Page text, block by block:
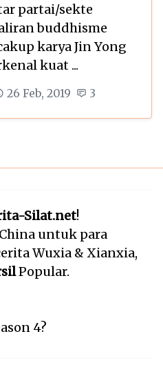
partai/sekte
buddhisme
karya Jin Yong
kuat ...
26 Feb, 2019 3
Silat.net!
untuk para
Wuxia & Xianxia,
Popular.
4?